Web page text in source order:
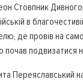
Стовпник
в
де провів на
почав подвизатися
Переяславський